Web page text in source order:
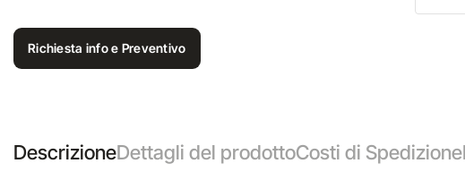
Richiesta info e Preventivo
DescrizioneDettagli del prodottoCosti di Spedizione